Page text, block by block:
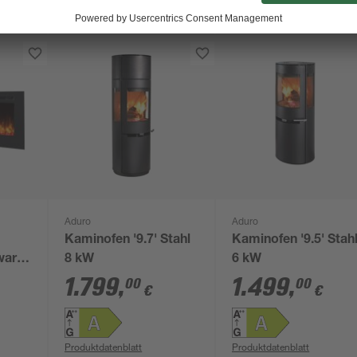
Aduro
Kaminofen '9.7' Stahl
8 kW
1.799,00 €
Produktdatenblatt
Aduro
Kaminofen '9.5' Stahl
6 kW
1.499,00 €
Produktdatenblatt